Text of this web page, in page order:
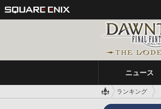
ニュース
ランキング